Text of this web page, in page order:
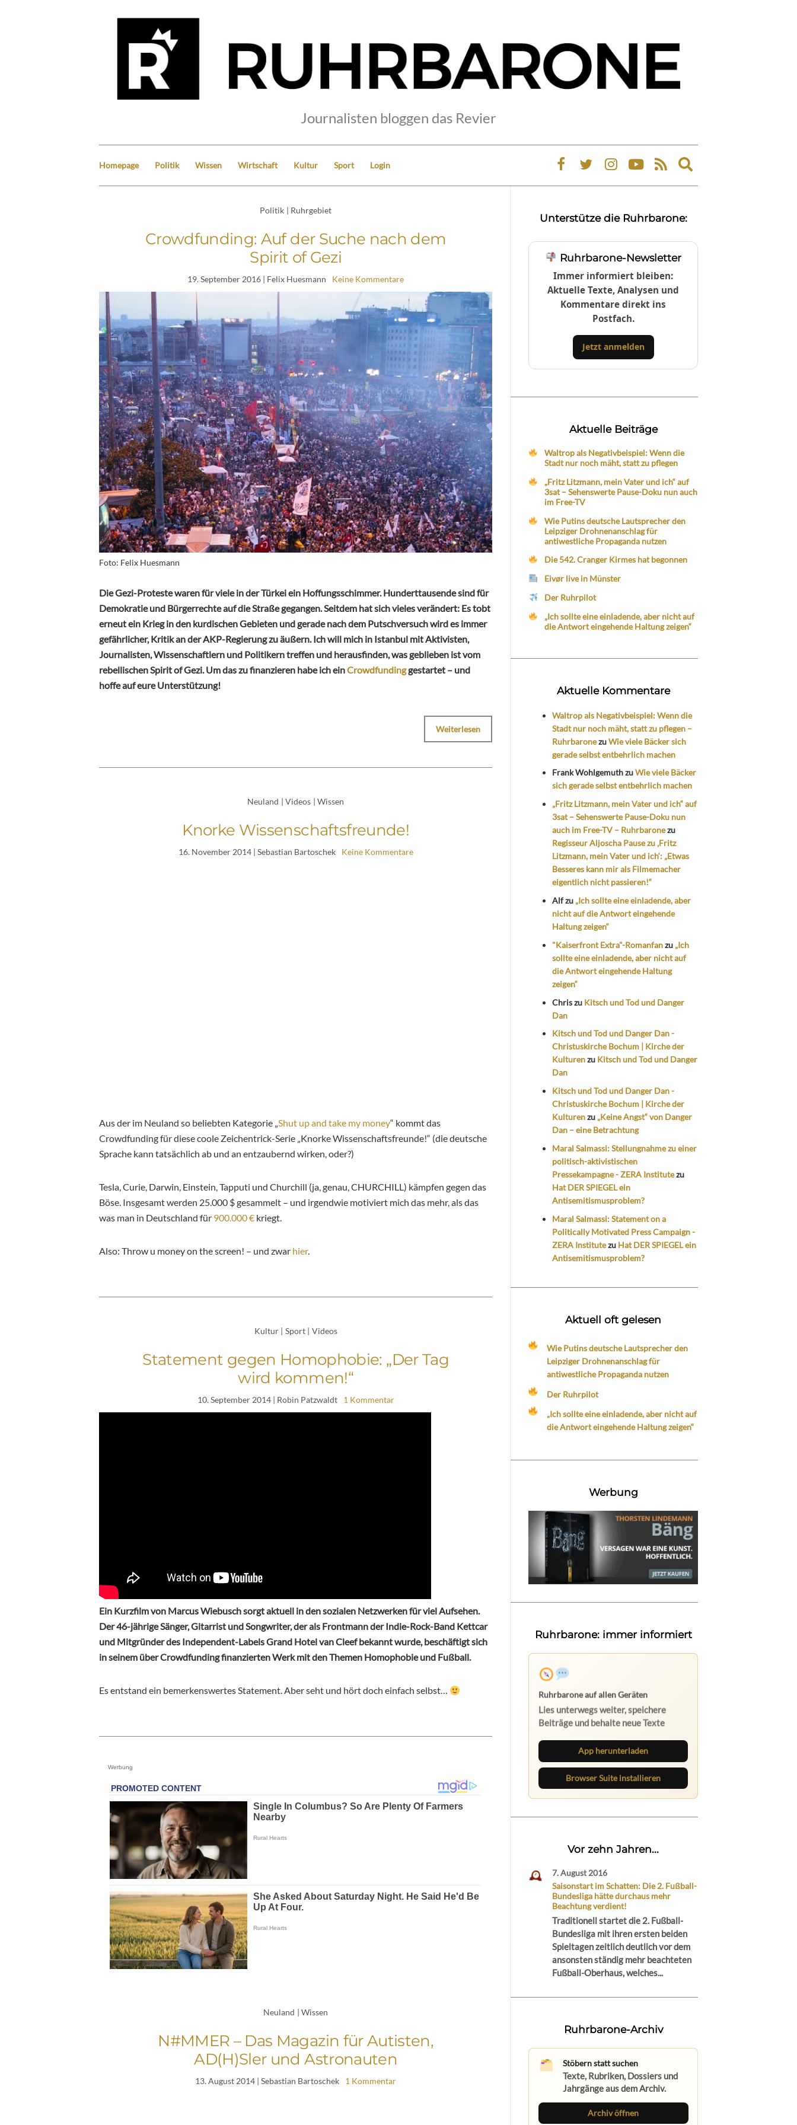
Journalisten bloggen das Revier
Homepage Politik Wissen Wirtschaft Kultur Sport Login
Expand
search
Politik | Ruhrgebiet
Crowdfunding: Auf der Suche nach dem
Spirit of Gezi
19. September 2016 | Felix Huesmann Keine Kommentare
Foto: Felix Huesmann
Die Gezi-Proteste waren für viele in der Türkei ein Hoffungsschimmer. Hunderttausende sind für
Demokratie und Bürgerrechte auf die Straße gegangen. Seitdem hat sich vieles verändert: Es tobt
erneut ein Krieg in den kurdischen Gebieten und gerade nach dem Putschversuch wird es immer
gefährlicher, Kritik an der AKP-Regierung zu äußern. Ich will mich in Istanbul mit Aktivisten,
Journalisten, Wissenschaftlern und Politikern treffen und herausfinden, was geblieben ist vom
rebellischen Spirit of Gezi. Um das zu finanzieren habe ich einCrowdfundinggestartet – und
hoffe auf eure Unterstützung!
Weiterlesen
Neuland | Videos | Wissen
Knorke Wissenschaftsfreunde!
16. November 2014| Sebastian Bartoschek Keine Kommentare
Aus der im Neuland so beliebten Kategorie „Shut up and take my money“ kommt das
Crowdfunding für diese coole Zeichentrick-Serie „Knorke Wissenschaftsfreunde!“ (die deutsche
Sprache kann tatsächlich ab und an entzaubernd wirken, oder?)
Tesla, Curie, Darwin, Einstein, Tapputi und Churchill (ja, genau, CHURCHILL) kämpfen gegen das
Böse. Insgesamt werden 25.000 $ gesammelt – und irgendwie motiviert mich das mehr, als das
was man in Deutschland für 900.000 € kriegt.
Also: Throw u money on the screen! – und zwar hier.
Kultur | Sport | Videos
Statement gegen Homophobie: „Der Tag
wird kommen!“
10. September 2014| Robin Patzwaldt 1 Kommentar
Ein Kurzfilm von Marcus Wiebusch sorgt aktuell in den sozialen Netzwerken für viel Aufsehen.
Der 46-jährige Sänger, Gitarrist und Songwriter, der als Frontmann der Indie-Rock-Band Kettcar
und Mitgründer des Independent-Labels Grand Hotel van Cleef bekannt wurde, beschäftigt sich
in seinem über Crowdfunding finanzierten Werk mit den Themen Homophobie und Fußball.
Es entstand ein bemerkenswertes Statement. Aber seht und hört doch einfach selbst…
Werbung
Neuland | Wissen
N#MMER – Das Magazin für Autisten,
AD(H)Sler und Astronauten
13. August 2014 | Sebastian Bartoschek 1 Kommentar
Unterstütze die Ruhrbarone:
Ruhrbarone-Newsletter
Immer informiert bleiben:
Aktuelle Texte, Analysen und
Kommentare direkt ins
Postfach.
Jetzt anmelden
Aktuelle Beiträge
Waltrop als Negativbeispiel: Wenn die
Stadt nur noch mäht, statt zu pflegen
„Fritz Litzmann, mein Vater und ich“ auf
3sat – Sehenswerte Pause-Doku nun auch
im Free-TV
Wie Putins deutsche Lautsprecher den
Leipziger Drohnenanschlag für
antiwestliche Propaganda nutzen
Die 542. Cranger Kirmes hat begonnen
Eivør live in Münster
Der Ruhrpilot
„Ich sollte eine einladende, aber nicht auf
die Antwort eingehende Haltung zeigen“
Aktuelle Kommentare
Waltrop als Negativbeispiel: Wenn die
Stadt nur noch mäht, statt zu pflegen –
RuhrbaronezuWie viele Bäcker sich
gerade selbst entbehrlich machen
Frank WohlgemuthzuWie viele Bäcker
sich gerade selbst entbehrlich machen
„Fritz Litzmann, mein Vater und ich“ auf
3sat – Sehenswerte Pause-Doku nun
auch im Free-TV – Ruhrbaronezu
Regisseur Aljoscha Pause zu ‚Fritz
Litzmann, mein Vater und ich‘: „Etwas
Besseres kann mir als Filmemacher
eigentlich nicht passieren!“
Alfzu „Ich sollte eine einladende, aber
nicht auf die Antwort eingehende
Haltung zeigen“
"Kaiserfront Extra"-Romanfanzu „Ich
sollte eine einladende, aber nicht auf
die Antwort eingehende Haltung
zeigen“
Chriszu Kitsch und Tod und Danger
Dan
Kitsch und Tod und Danger Dan -
Christuskirche Bochum | Kirche der
Kulturenzu Kitsch und Tod und Danger
Dan
Kitsch und Tod und Danger Dan -
Christuskirche Bochum | Kirche der
Kulturenzu „Keine Angst“ von Danger
Dan – eine Betrachtung
Maral Salmassi: Stellungnahme zu einer
politisch-aktivistischen
Pressekampagne - ZERA Institutezu
Hat DER SPIEGEL ein
Antisemitismusproblem?
Maral Salmassi: Statement on a
Politically Motivated Press Campaign -
ZERA Institutezu Hat DER SPIEGEL ein
Antisemitismusproblem?
Aktuell oft gelesen
Wie Putins deutsche Lautsprecher den
Leipziger Drohnenanschlag für
antiwestliche Propaganda nutzen
Der Ruhrpilot
„Ich sollte eine einladende, aber nicht auf
die Antwort eingehende Haltung zeigen“
Werbung
Ruhrbarone: immer informiert
Ruhrbarone auf allen Geräten
Lies unterwegs weiter, speichere
Beiträge und behalte neue Texte
App herunterladen
Browser Suite installieren
Vor zehn Jahren...
7. August 2016
Saisonstart im Schatten: Die 2. Fußball-
Bundesliga hätte durchaus mehr
Beachtung verdient!
Traditionell startet die 2. Fußball-
Bundesliga mit ihren ersten beiden
Spieltagen zeitlich deutlich vor dem
ansonsten ständig mehr beachteten
Fußball-Oberhaus, welches...
Ruhrbarone-Archiv
Stöbern statt suchen
Texte, Rubriken, Dossiers und
Jahrgänge aus dem Archiv.
Archiv öffnen